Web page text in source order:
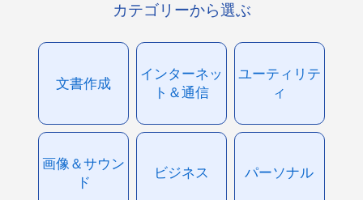
カテゴリーから選ぶ
文書作成
インターネッ
ト＆通信
ユーティリテ
ィ
画像＆サウン
ド
ビジネス パーソナル